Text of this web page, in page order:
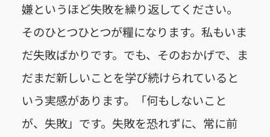
嫌というほど失敗を繰り返してください。
そのひとつひとつが糧になります。私もいま
だ失敗ばかりです。でも、そのおかげで、ま
だまだ新しいことを学び続けられていると
いう実感があります。「何もしないこと
が、失敗」です。失敗を恐れずに、常に前